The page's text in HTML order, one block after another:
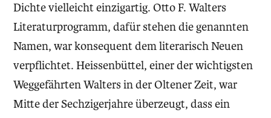
Dichte vielleicht einzigartig. Otto F. Walters
Literaturprogramm, dafür stehen die genannten
Namen, war konsequent dem literarisch Neuen
verpflichtet. Heissenbüttel, einer der wichtigsten
Weggefährten Walters in der Oltener Zeit, war
Mitte der Sechzigerjahre überzeugt, dass ein